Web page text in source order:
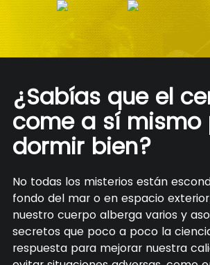
¿Sabías que el
come a sí mismo
dormir bien?
No todas los misterios están
fondo del mar o en espacio
nuestro cuerpo alberga varios y
secretos que poco a poco la
respuesta para mejorar nuestra